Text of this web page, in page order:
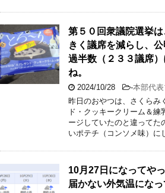
第５０回衆議院選挙
きく議席を減らし、
過半数（２３３議席
ね。
2024/10/28 -本部代
昨日のおやつは、さくらみ
ド・クッキークリーム＆
ージしていたのと違って
いポテチ（コンソメ味）
10月27日になってや
届かない外気温になっ